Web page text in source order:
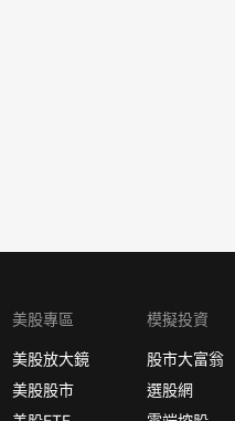
美股專區
美股放大鏡
美股股市
模擬投資
股市大富翁
選股網